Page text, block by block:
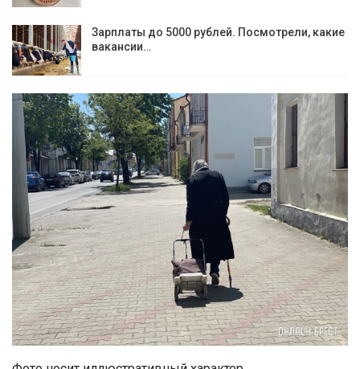
Зарплаты до 5000 рублей. Посмотрели, какие
вакансии…